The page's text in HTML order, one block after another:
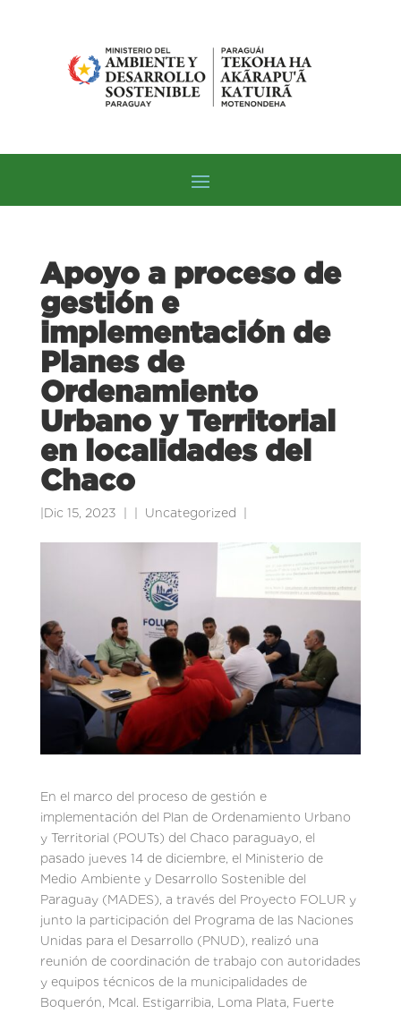
Apoyo a proceso de
gestión e
implementación de
Planes de
Ordenamiento
Urbano y Territorial
en localidades del
Chaco
Dic 15, 2023 Uncategorized
En el marco del proceso de gestión e
implementación del Plan de Ordenamiento Urbano
y Territorial (POUTs) del Chaco paraguayo, el
pasado jueves 14 de diciembre, el Ministerio de
Medio Ambiente y Desarrollo Sostenible del
Paraguay (MADES), a través del Proyecto FOLUR y
junto la participación del Programa de las Naciones
Unidas para el Desarrollo (PNUD), realizó una
reunión de coordinación de trabajo con autoridades
y equipos técnicos de la municipalidades de
Boquerón, Mcal. Estigarribia, Loma Plata, Fuerte